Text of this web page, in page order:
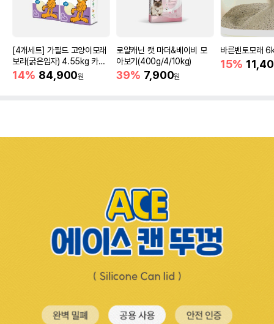
[4개세트] 가필드 고양이모래
보라(굵은입자) 4.55kg 카사
바모래
14% 84,900원
로얄캐닌 캣 마더&베이비 모
아보기(400g/4/10kg)
39% 7,900원
바른벤토모래
15%